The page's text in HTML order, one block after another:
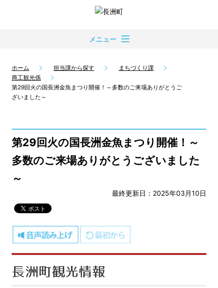
メニュー
ホーム 担当課から探す
まちづくり課
商工観光係
第29回火の国長洲金魚まつり開催！～多数のご来場ありがとうご
ざいました～
第29回火の国長洲金魚まつり開催！～
多数のご来場ありがとうございました
～
最終更新日：2025年03月10日